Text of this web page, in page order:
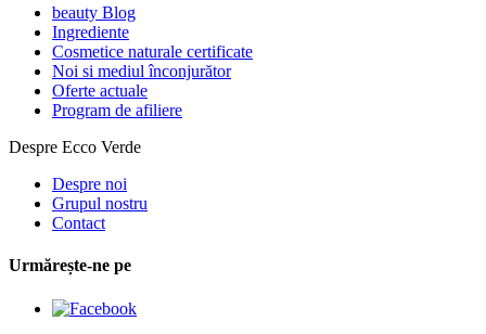
beauty Blog
Ingrediente
Cosmetice naturale certificate
Noi si mediul înconjurător
Oferte actuale
Program de afiliere
Despre Ecco Verde
Despre noi
Grupul nostru
Contact
Urmărește-ne pe